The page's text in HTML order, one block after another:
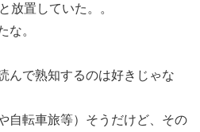
放置していた。。
な。
んで熟知するのは好きじゃな
自転車旅等）そうだけど、その